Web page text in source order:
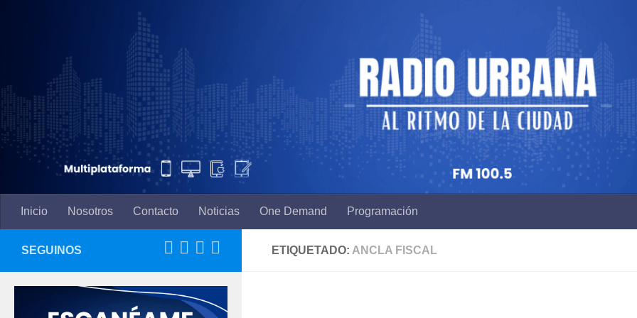
Inicio Nosotros Contacto Noticias One Demand Programación
ETIQUETADO: ANCLA FISCAL
SEGUINOS